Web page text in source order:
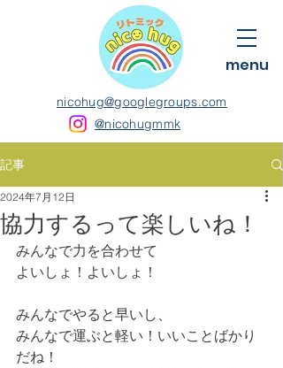
nicohug@googlegroups.com
menu
@nicohugmmk
記事
協力するって楽しいね！
2024年7月12日
みんなで力を合わせて
よいしょ！よいしょ！
みんなでやると早いし、
みんなで運ぶと軽い！いいことばかり
だね！